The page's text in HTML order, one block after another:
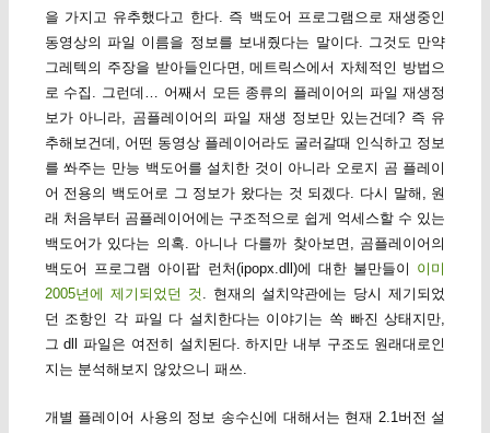
을 가지고 유추했다고 한다. 즉 백도어 프로그램으로 재생중인
동영상의 파일 이름을 정보를 보내줬다는 말이다. 그것도 만약
그레텍의 주장을 받아들인다면, 메트릭스에서 자체적인 방법으
로 수집. 그런데… 어째서 모든 종류의 플레이어의 파일 재생정
보가 아니라, 곰플레이어의 파일 재생 정보만 있는건데? 즉 유
추해보건데, 어떤 동영상 플레이어라도 굴러갈때 인식하고 정보
를 쏴주는 만능 백도어를 설치한 것이 아니라 오로지 곰 플레이
어 전용의 백도어로 그 정보가 왔다는 것 되겠다. 다시 말해, 원
래 처음부터 곰플레이어에는 구조적으로 쉽게 억세스할 수 있는
백도어가 있다는 의혹. 아니나 다를까 찾아보면, 곰플레이어의
백도어 프로그램 아이팝 런처(ipopx.dll)에 대한 불만들이 이미
2005년에 제기되었던 것 . 현재의 설치약관에는 당시 제기되었
던 조항인 각 파일 다 설치한다는 이야기는 쏙 빠진 상태지만,
그 dll 파일은 여전히 설치된다. 하지만 내부 구조도 원래대로인
지는 분석해보지 않았으니 패쓰.
개별 플레이어 사용의 정보 송수신에 대해서는 현재 2.1버전 설